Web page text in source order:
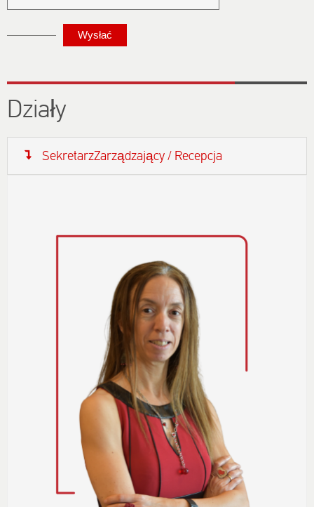
Działy
SekretarzZarządzający / Recepcja